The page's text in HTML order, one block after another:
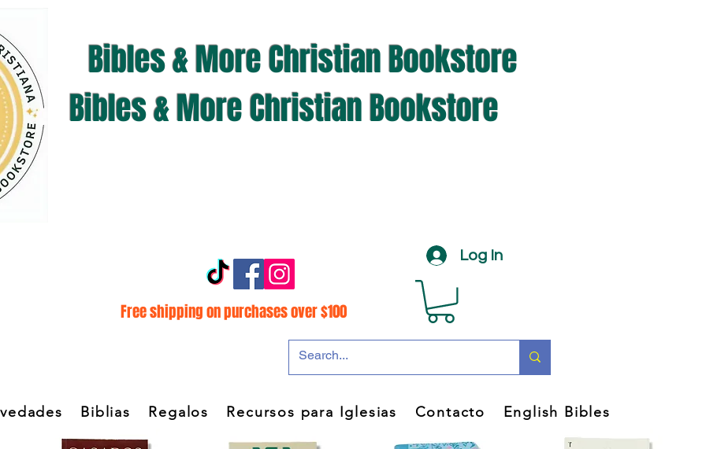
Bibles & More Christian Bookstore
Bibles & More Christian Bookstore
Log In
Free shipping on purchases over $100
Biblias Regalos Recursos para Iglesias Contacto English Bibles